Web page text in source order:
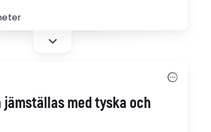
och ha legitimerade
jämställas med tyska och